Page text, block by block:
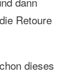
Retoure
dieses